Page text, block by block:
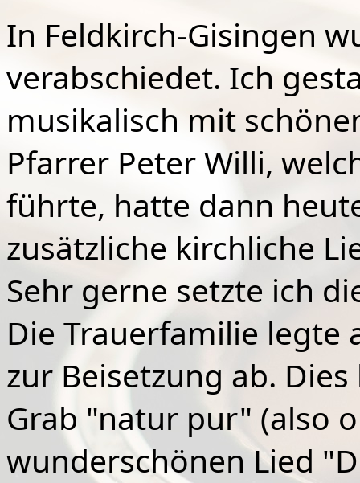
In Feldkirch-Gisingen
verabschiedet. Ich
musikalisch mit
Pfarrer Peter Willi,
führte, hatte dann
zusätzliche kirchliche
Sehr gerne setzte ich
Die Trauerfamilie legte
zur Beisetzung ab.
Grab "natur pur" (also
wunderschönen Lied